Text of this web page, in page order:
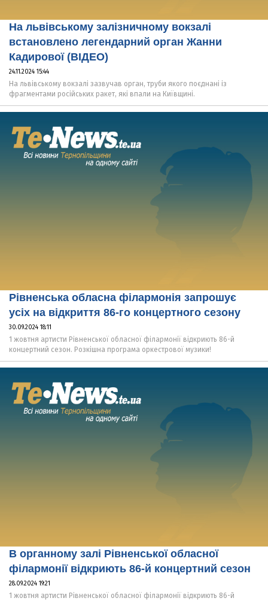
На львівському залізничному вокзалі
встановлено легендарний орган Жанни
Кадирової (ВІДЕО)
24.11.2024 15:44
На львівському вокзалі зазвучав орган, труби якого поєднані із
фрагментами російських ракет, які впали на Київщині.
Рівненська обласна філармонія запрошує
усіх на відкриття 86-го концертного сезону
30.09.2024 18:11
1 жовтня артисти Рівненської обласної філармонії відкриють 86-й
концертний сезон. Розкішна програма оркестрової музики!
В органному залі Рівненської обласної
філармонії відкриють 86-й концертний сезон
28.09.2024 19:21
1 жовтня артисти Рівненської обласної філармонії відкриють 86-й